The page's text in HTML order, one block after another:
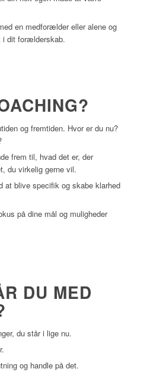
en medforælder eller alene og
dit forælderskab.
og fremtiden. Hvor er du nu?
frem til, hvad det er, der
du virkelig gerne vil.
at blive specifik og skabe klarhed
på dine mål og muligheder
DU MED
du står i lige nu.
og handle på det.